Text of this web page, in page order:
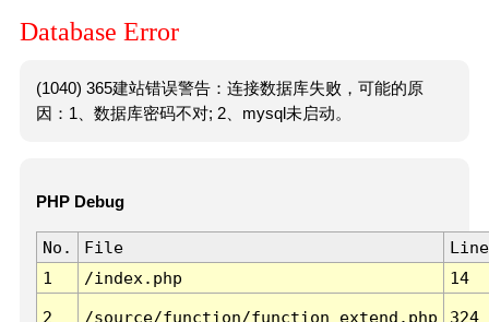
Database Error
(1040) 365建站错误警告：连接数据库失败，可能的原
因：1、数据库密码不对; 2、mysql未启动。
PHP Debug
No. File
Line
1
/index.php 14
2 /source/function/function_extend.php 324